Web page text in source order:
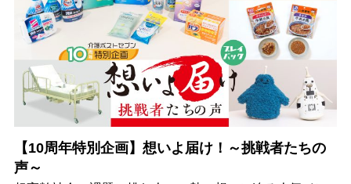
【10周年特別企画】想いよ届け！～挑戦者たちの
声～